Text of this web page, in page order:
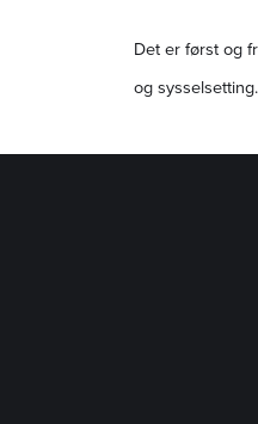
Det er først og
og sysselsetting.